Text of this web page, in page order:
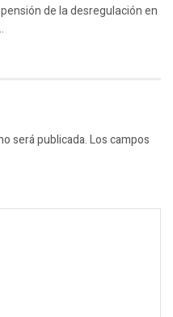
de la desregulación en
será publicada.Los campos